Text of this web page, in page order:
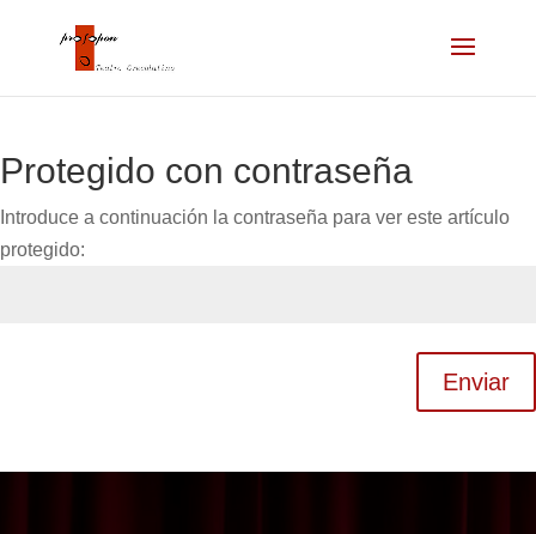
Protegido con contraseña
Introduce a continuación la contraseña para ver este artículo
protegido:
Enviar